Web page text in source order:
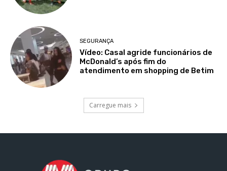
SEGURANÇA
Vídeo: Casal agride funcionários de
McDonald’s após fim do
atendimento em shopping de Betim
Carregue mais